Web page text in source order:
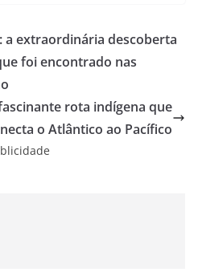
a extraordinária descoberta
foi encontrado nas
rota indígena que
o Atlântico ao Pacífico